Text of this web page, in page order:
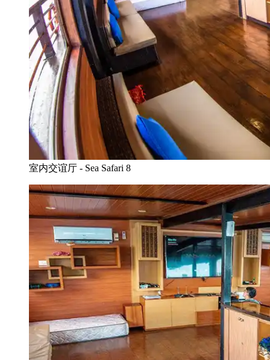
室内交谊厅 - Sea Safari 8